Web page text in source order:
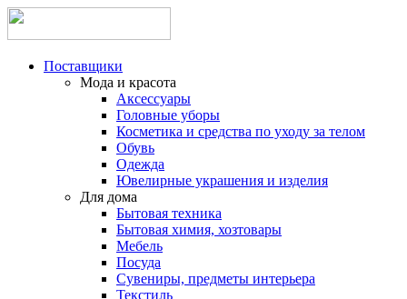
Поставщики
Мода и красота
Аксессуары
Головные уборы
Косметика и средства по уходу за телом
Обувь
Одежда
Ювелирные украшения и изделия
Для дома
Бытовая техника
Бытовая химия, хозтовары
Мебель
Посуда
Сувениры, предметы интерьера
Текстиль